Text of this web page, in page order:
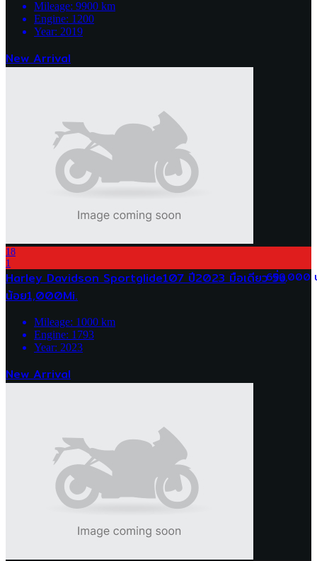
Mileage: 9900 km
Engine: 1200
Year: 2019
New Arrival
18
1
699,000
Harley Davidson Sportglide107 ปี2023 มือเดียว วิ่ง
น้อย1,000Mi.
Mileage: 1000 km
Engine: 1793
Year: 2023
New Arrival